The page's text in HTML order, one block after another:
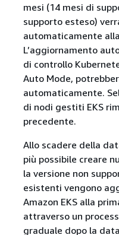
mesi (14 mesi di
supporto esteso)
automaticamente
L’aggiornamento
di controllo
Auto Mode,
automaticamente.
di nodi gestiti EKS
precedente.
Allo scadere della
più possibile creare
la versione non
esistenti vengono
Amazon EKS alla
attraverso un
graduale dopo la